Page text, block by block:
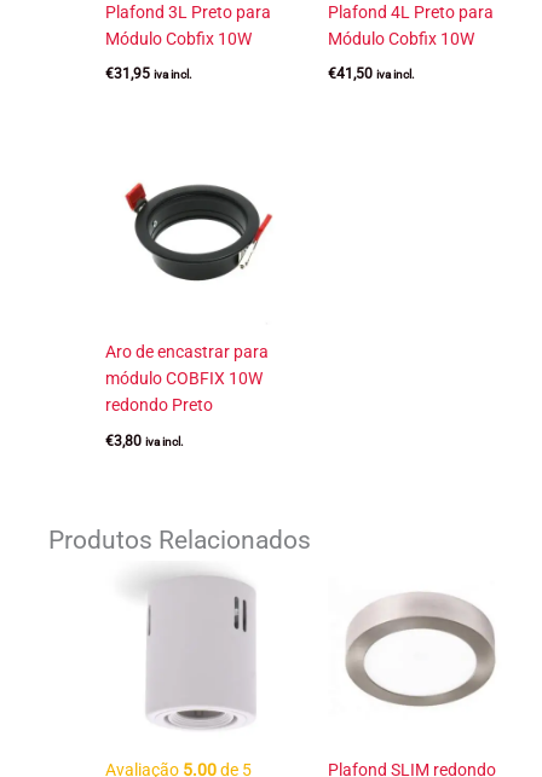
Plafond 3L Preto para
Módulo Cobfix 10W
€31,95 iva incl.
Plafond 4L Preto para
Módulo Cobfix 10W
€41,50 iva incl.
Aro de encastrar para
módulo COBFIX 10W
redondo Preto
€3,80 iva incl.
Produtos Relacionados
Avaliação 5.00de 5
Plafond SLIM redondo